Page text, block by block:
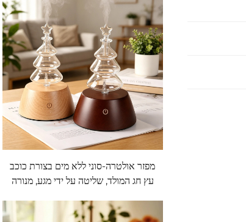
מפזר אולטרה-סוני ללא מים בצורת כוכב
עץ חג המולד, שליטה על ידי מגע, מנורה
כהה